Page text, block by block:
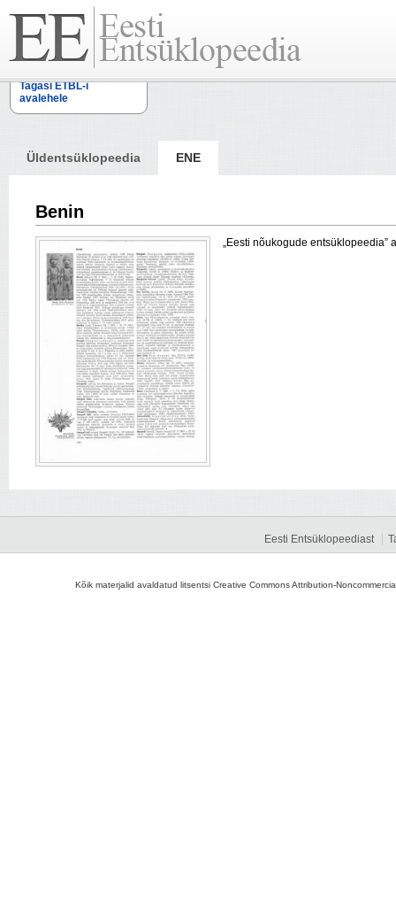
Tagasi ETBL-i
avalehele
Üldentsüklopeedia ENE
Benin
„Eesti nõukogude entsüklopeedia”
Eesti Entsüklopeediast
Kõik materjalid avaldatud litsentsi Creative Commons Attribution-